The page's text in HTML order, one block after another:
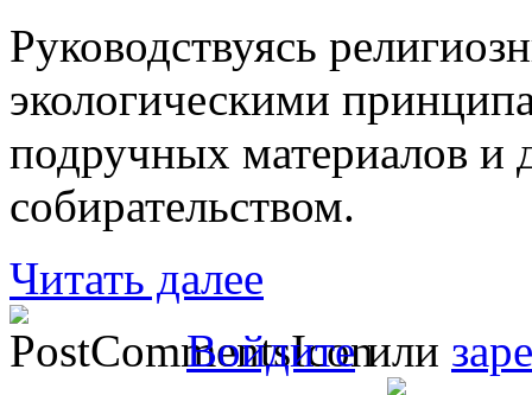
Руководствуясь
экологическими
подручных материалов
собирательством.
Читать далее
Войдитеили